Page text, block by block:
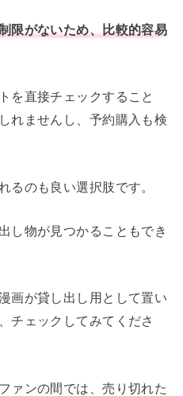
限がないため、比較的容易
を直接チェックすること
れませんし、予約購入も検
るのも良い選択肢です。
し物が見つかることもでき
画が貸し出し用として置い
チェックしてみてくださ
ァンの間では、売り切れた